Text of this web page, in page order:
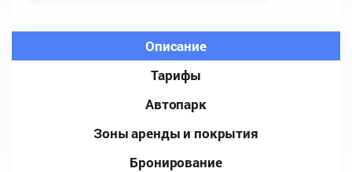
Описание
Тарифы
Автопарк
Зоны аренды и покрытия
Бронирование